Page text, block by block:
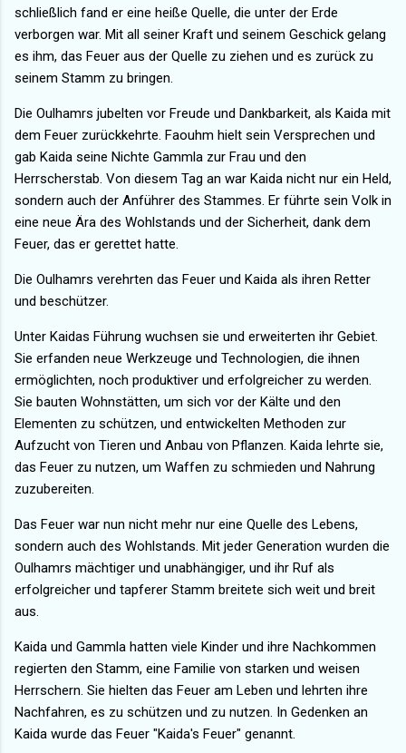
schließlich fand er eine heiße Quelle, die unter der Erde
verborgen war. Mit all seiner Kraft und seinem Geschick gelang
es ihm, das Feuer aus der Quelle zu ziehen und es zurück zu
seinem Stamm zu bringen.
Die Oulhamrs jubelten vor Freude und Dankbarkeit, als Kaida mit
dem Feuer zurückkehrte. Faouhm hielt sein Versprechen und
gab Kaida seine Nichte Gammla zur Frau und den
Herrscherstab. Von diesem Tag an war Kaida nicht nur ein Held,
sondern auch der Anführer des Stammes. Er führte sein Volk in
eine neue Ära des Wohlstands und der Sicherheit, dank dem
Feuer, das er gerettet hatte.
Die Oulhamrs verehrten das Feuer und Kaida als ihren Retter
und beschützer.
Unter Kaidas Führung wuchsen sie und erweiterten ihr Gebiet.
Sie erfanden neue Werkzeuge und Technologien, die ihnen
ermöglichten, noch produktiver und erfolgreicher zu werden.
Sie bauten Wohnstätten, um sich vor der Kälte und den
Elementen zu schützen, und entwickelten Methoden zur
Aufzucht von Tieren und Anbau von Pflanzen. Kaida lehrte sie,
das Feuer zu nutzen, um Waffen zu schmieden und Nahrung
zuzubereiten.
Das Feuer war nun nicht mehr nur eine Quelle des Lebens,
sondern auch des Wohlstands. Mit jeder Generation wurden die
Oulhamrs mächtiger und unabhängiger, und ihr Ruf als
erfolgreicher und tapferer Stamm breitete sich weit und breit
aus.
Kaida und Gammla hatten viele Kinder und ihre Nachkommen
regierten den Stamm, eine Familie von starken und weisen
Herrschern. Sie hielten das Feuer am Leben und lehrten ihre
Nachfahren, es zu schützen und zu nutzen. In Gedenken an
Kaida wurde das Feuer "Kaida's Feuer" genannt.